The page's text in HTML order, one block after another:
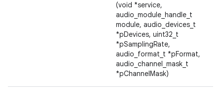
(void *service,
audio_module_handle_t
module, audio_devices_t
*pDevices, uint32_t
*pSamplingRate,
audio_format_t *pFormat,
audio_channel_mask_t
*pChannelMask)